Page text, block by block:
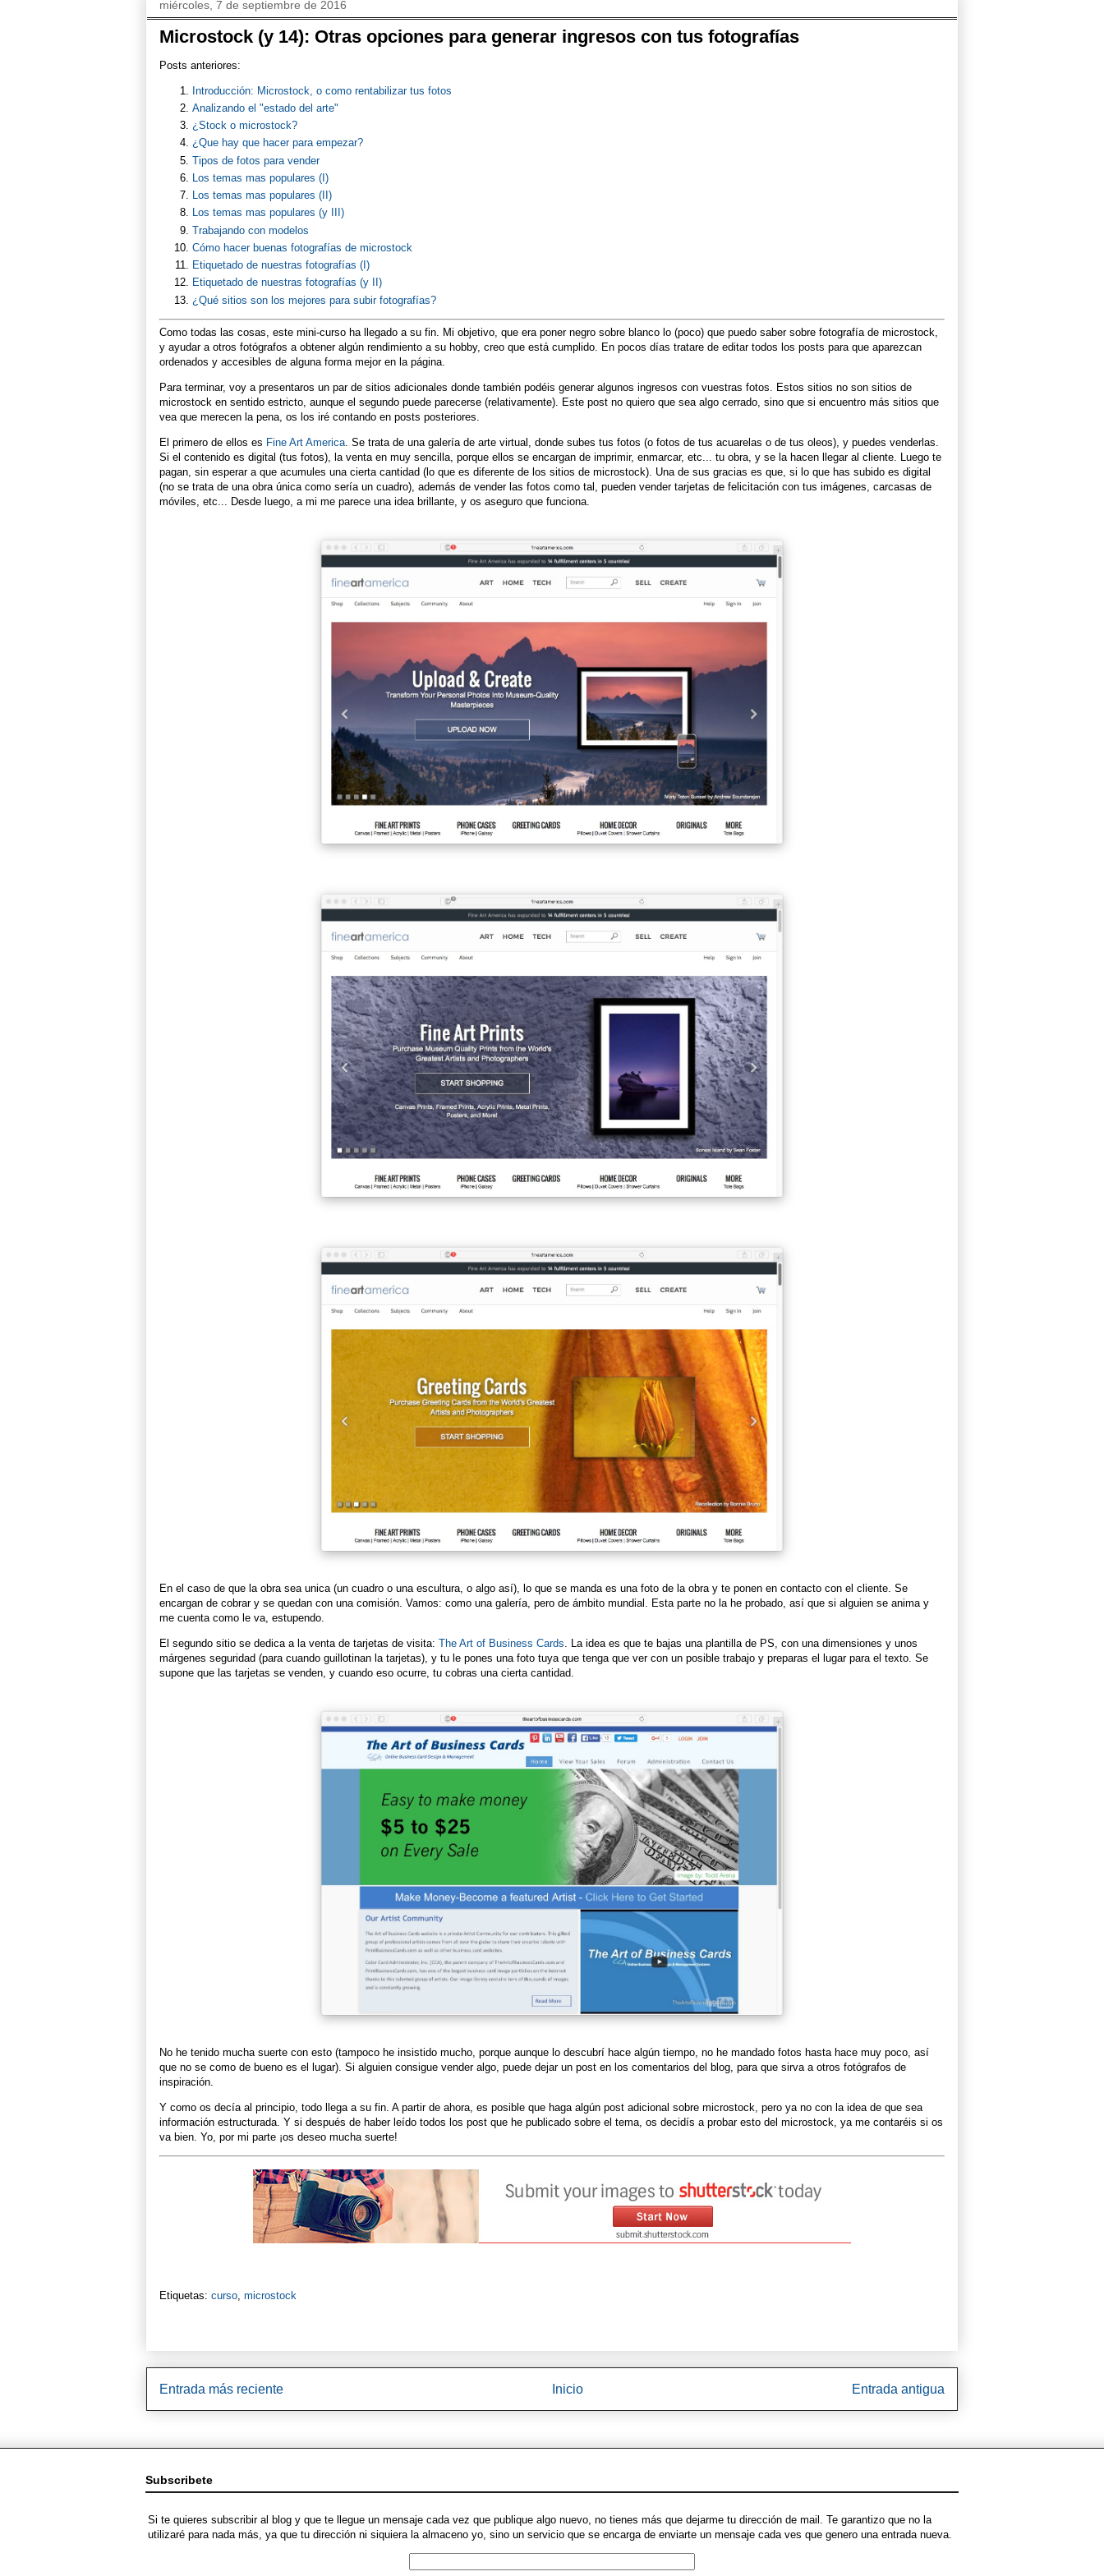
miércoles, 7 de septiembre de 2016
Microstock (y 14): Otras opciones para generar ingresos con tus fotografías
Posts anteriores:
Introducción: Microstock, o como rentabilizar tus fotos
Analizando el "estado del arte"
¿Stock o microstock?
¿Que hay que hacer para empezar?
Tipos de fotos para vender
Los temas mas populares (I)
Los temas mas populares (II)
Los temas mas populares (y III)
Trabajando con modelos
Cómo hacer buenas fotografías de microstock
Etiquetado de nuestras fotografías (I)
Etiquetado de nuestras fotografías (y II)
¿Qué sitios son los mejores para subir fotografías?
Como todas las cosas, este mini-curso ha llegado a su fin. Mi objetivo, que era poner negro sobre blanco lo (poco) que puedo saber sobre fotografía de microstock,
y ayudar a otros fotógrafos a obtener algún rendimiento a su hobby, creo que está cumplido. En pocos días tratare de editar todos los posts para que aparezcan
ordenados y accesibles de alguna forma mejor en la página.
Para terminar, voy a presentaros un par de sitios adicionales donde también podéis generar algunos ingresos con vuestras fotos. Estos sitios no son sitios de
microstock en sentido estricto, aunque el segundo puede parecerse (relativamente). Este post no quiero que sea algo cerrado, sino que si encuentro más sitios que
vea que merecen la pena, os los iré contando en posts posteriores.
El primero de ellos es Fine Art America. Se trata de una galería de arte virtual, donde subes tus fotos (o fotos de tus acuarelas o de tus oleos), y puedes venderlas.
Si el contenido es digital (tus fotos), la venta en muy sencilla, porque ellos se encargan de imprimir, enmarcar, etc... tu obra, y se la hacen llegar al cliente. Luego te
pagan, sin esperar a que acumules una cierta cantidad (lo que es diferente de los sitios de microstock). Una de sus gracias es que, si lo que has subido es digital
(no se trata de una obra única como sería un cuadro), además de vender las fotos como tal, pueden vender tarjetas de felicitación con tus imágenes, carcasas de
móviles, etc... Desde luego, a mi me parece una idea brillante, y os aseguro que funciona.
En el caso de que la obra sea unica (un cuadro o una escultura, o algo así), lo que se manda es una foto de la obra y te ponen en contacto con el cliente. Se
encargan de cobrar y se quedan con una comisión. Vamos: como una galería, pero de ámbito mundial. Esta parte no la he probado, así que si alguien se anima y
me cuenta como le va, estupendo.
El segundo sitio se dedica a la venta de tarjetas de visita: The Art of Business Cards. La idea es que te bajas una plantilla de PS, con una dimensiones y unos
márgenes seguridad (para cuando guillotinan la tarjetas), y tu le pones una foto tuya que tenga que ver con un posible trabajo y preparas el lugar para el texto. Se
supone que las tarjetas se venden, y cuando eso ocurre, tu cobras una cierta cantidad.
No he tenido mucha suerte con esto (tampoco he insistido mucho, porque aunque lo descubrí hace algún tiempo, no he mandado fotos hasta hace muy poco, así
que no se como de bueno es el lugar). Si alguien consigue vender algo, puede dejar un post en los comentarios del blog, para que sirva a otros fotógrafos de
inspiración.
Y como os decía al principio, todo llega a su fin. A partir de ahora, es posible que haga algún post adicional sobre microstock, pero ya no con la idea de que sea
información estructurada. Y si después de haber leído todos los post que he publicado sobre el tema, os decidís a probar esto del microstock, ya me contaréis si os
va bien. Yo, por mi parte ¡os deseo mucha suerte!
Etiquetas: curso microstock
Entrada más reciente Entrada antigua
Inicio
Subscribete
Si te quieres subscribir al blog y que te llegue un mensaje cada vez que publique algo nuevo, no tienes más que dejarme tu dirección de mail. Te garantizo que no la
utilizaré para nada más, ya que tu dirección ni siquiera la almaceno yo, sino un servicio que se encarga de enviarte un mensaje cada ves que genero una entrada nueva.